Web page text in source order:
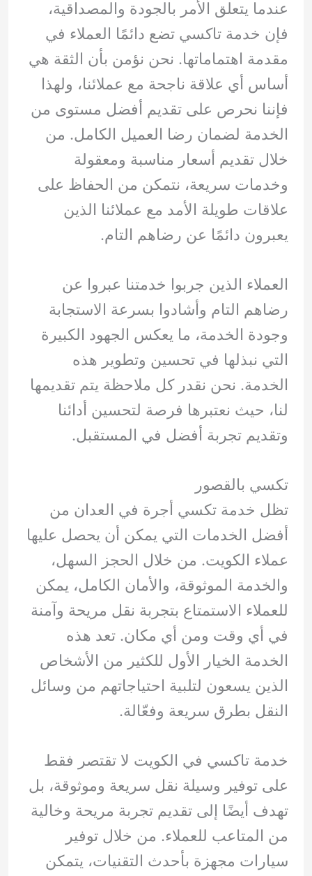
عندما يتعلق الأمر بالجودة والمصداقية،
فإن خدمة تاكسي تضع دائمًا العملاء في
مقدمة اهتماماتها. نحن نؤمن بأن الثقة هي
أساس أي علاقة ناجحة مع عملائنا، ولهذا
فإننا نحرص على تقديم أفضل مستوى من
الخدمة لضمان رضا العميل الكامل. من
خلال تقديم أسعار مناسبة ومعقولة
وخدمات سريعة، نتمكن من الحفاظ على
علاقات طويلة الأمد مع عملائنا الذين
يعبرون دائمًا عن رضاهم التام.
العملاء الذين جربوا خدمتنا عبروا عن
رضاهم التام وأشادوا بسرعة الاستجابة
وجودة الخدمة، ما يعكس الجهود الكبيرة
التي نبذلها في تحسين وتطوير هذه
الخدمة. نحن نقدر كل ملاحظة يتم تقديمها
لنا، حيث نعتبرها فرصة لتحسين أدائنا
وتقديم تجربة أفضل في المستقبل.
تكسي بالقصور
تظل خدمة تكسي أجرة في العدان من
أفضل الخدمات التي يمكن أن يحصل عليها
عملاء الكويت. من خلال الحجز السهل،
والخدمة الموثوقة، والأمان الكامل، يمكن
للعملاء الاستمتاع بتجربة نقل مريحة وآمنة
في أي وقت ومن أي مكان. تعد هذه
الخدمة الخيار الأول للكثير من الأشخاص
الذين يسعون لتلبية احتياجاتهم من وسائل
النقل بطرق سريعة وفعّالة.
خدمة تاكسي في الكويت لا تقتصر فقط
على توفير وسيلة نقل سريعة وموثوقة، بل
تهدف أيضًا إلى تقديم تجربة مريحة وخالية
من المتاعب للعملاء. من خلال توفير
سيارات مجهزة بأحدث التقنيات، يتمكن